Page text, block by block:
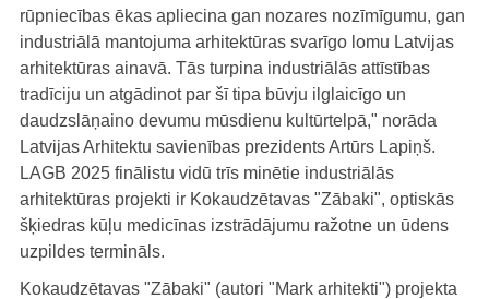
rūpniecības ēkas apliecina gan nozares nozīmīgumu, gan
industriālā mantojuma arhitektūras svarīgo lomu Latvijas
arhitektūras ainavā. Tās turpina industriālās attīstības
tradīciju un atgādinot par šī tipa būvju ilglaicīgo un
daudzslāņaino devumu mūsdienu kultūrtelpā," norāda
Latvijas Arhitektu savienības prezidents Artūrs Lapiņš.
LAGB 2025 finālistu vidū trīs minētie industriālās
arhitektūras projekti ir Kokaudzētavas "Zābaki", optiskās
šķiedras kūļu medicīnas izstrādājumu ražotne un ūdens
uzpildes termināls.
Kokaudzētavas "Zābaki" (autori "Mark arhitekti") projekta